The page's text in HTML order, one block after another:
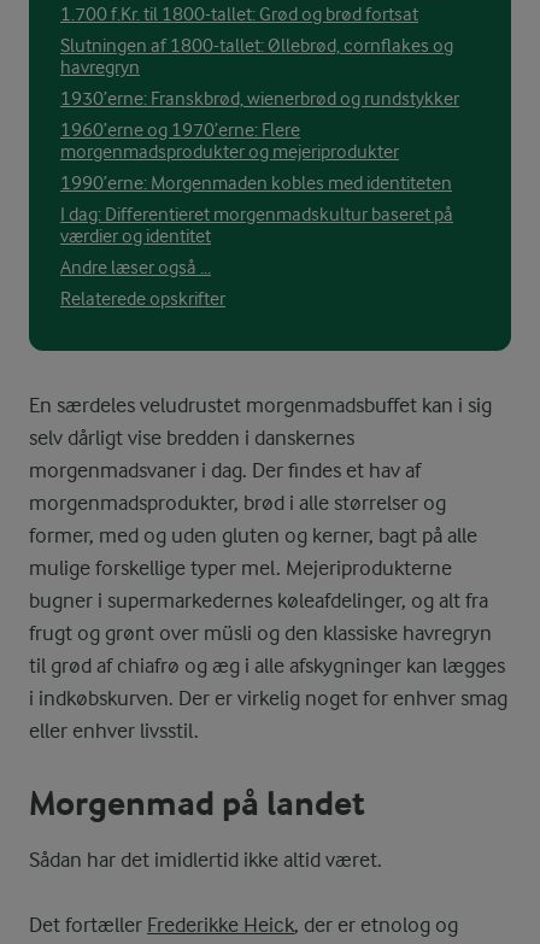
1.700 f.Kr. til 1800-tallet: Grød og brød fortsat
Slutningen af 1800-tallet: Øllebrød, cornflakes og
havregryn
1930’erne: Franskbrød, wienerbrød og rundstykker
1960’erne og 1970’erne: Flere
morgenmadsprodukter og mejeriprodukter
1990’erne: Morgenmaden kobles med identiteten
I dag: Differentieret morgenmadskultur baseret på
værdier og identitet
Andre læser også ...
Relaterede opskrifter
En særdeles veludrustet morgenmadsbuffet kan i sig
selv dårligt vise bredden i danskernes
morgenmadsvaner i dag. Der findes et hav af
morgenmadsprodukter, brød i alle størrelser og
former, med og uden gluten og kerner, bagt på alle
mulige forskellige typer mel. Mejeriprodukterne
bugner i supermarkedernes køleafdelinger, og alt fra
frugt og grønt over müsli og den klassiske havregryn
til grød af chiafrø og æg i alle afskygninger kan lægges
i indkøbskurven. Der er virkelig noget for enhver smag
eller enhver livsstil.
Morgenmad på landet
Sådan har det imidlertid ikke altid været.
Det fortæller Frederikke Heick, der er etnolog og